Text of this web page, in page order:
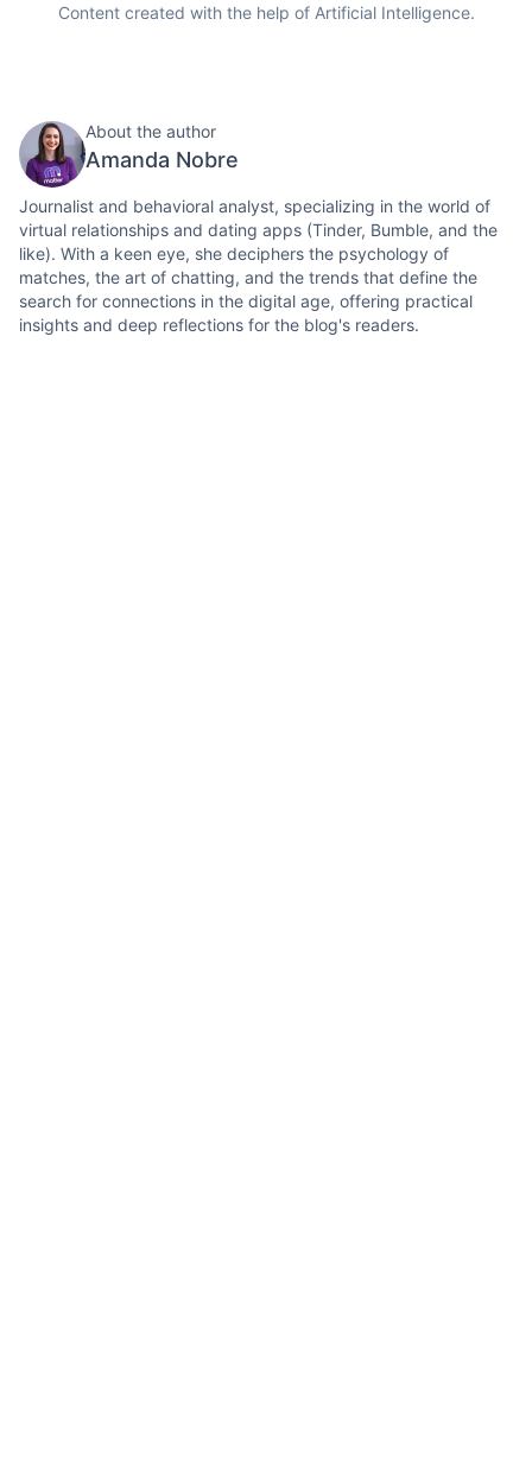
Content created with the help of Artificial Intelligence.
About the author
Amanda Nobre
Journalist and behavioral analyst, specializing in the world of
virtual relationships and dating apps (Tinder, Bumble, and the
like). With a keen eye, she deciphers the psychology of
matches, the art of chatting, and the trends that define the
search for connections in the digital age, offering practical
insights and deep reflections for the blog's readers.